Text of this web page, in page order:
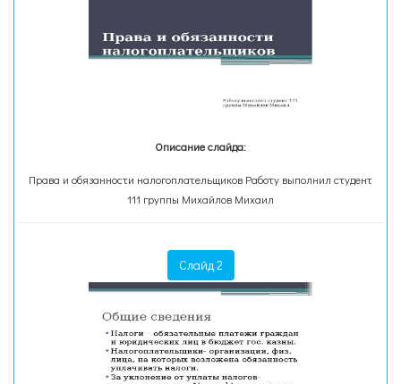
Описание слайда:
Права и обязанности налогоплательщиков Работу выполнил студент
111 группы Михайлов Михаил
Слайд 2